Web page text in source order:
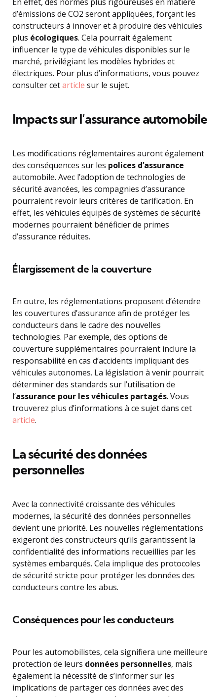
d’émissions de CO2 seront appliquées, forçant les
constructeurs à innover et à produire des véhicules
plus écologiques. Cela pourrait également
influencer le type de véhicules disponibles sur le
marché, privilégiant les modèles hybrides et
électriques. Pour plus d’informations, vous pouvez
consulter cetarticle sur le sujet.
Impacts sur l’assurance automobile
Les modifications réglementaires auront également
des conséquences sur les polices d’assurance
automobile. Avec l’adoption de technologies de
sécurité avancées, les compagnies d’assurance
pourraient revoir leurs critères de tarification. En
effet, les véhicules équipés de systèmes de sécurité
modernes pourraient bénéficier de primes
d’assurance réduites.
Élargissement de la couverture
En outre, les réglementations proposent d’étendre
les couvertures d’assurance afin de protéger les
conducteurs dans le cadre des nouvelles
technologies. Par exemple, des options de
couverture supplémentaires pourraient inclure la
responsabilité en cas d’accidents impliquant des
véhicules autonomes. La législation à venir pourrait
déterminer des standards sur l’utilisation de
l’assurance pour les véhicules partagés. Vous
trouverez plus d’informations à ce sujet dans cet
article.
La sécurité des données
personnelles
Avec la connectivité croissante des véhicules
modernes, la sécurité des données personnelles
devient une priorité. Les nouvelles réglementations
exigeront des constructeurs qu’ils garantissent la
confidentialité des informations recueillies par les
systèmes embarqués. Cela implique des protocoles
de sécurité stricte pour protéger les données des
conducteurs contre les abus.
Conséquences pour les conducteurs
Pour les automobilistes, cela signifiera une meilleure
protection de leurs données personnelles, mais
également la nécessité de s’informer sur les
implications de partager ces données avec des